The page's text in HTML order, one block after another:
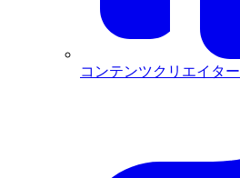
コンテンツクリエイター